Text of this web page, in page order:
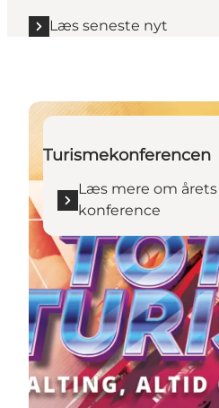
Læs seneste nyt
Læs mere om årets store
Turismekonferencen
Læs mere om
konference